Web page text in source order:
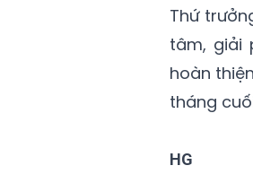
Thứ
tâm, giải
hoàn
tháng
HG